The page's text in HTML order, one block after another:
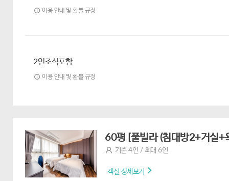
이용 안내 및 환불 규정
2인조식포함
이용 안내 및 환불 규정
60평 [풀빌라 (침대방2+거실+
기준 4인 / 최대 6인
객실 상세보기